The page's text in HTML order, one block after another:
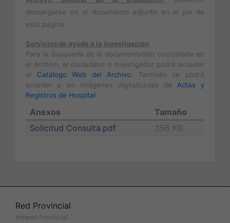
descargarse en el documento adjunto en el pie de
esta página.
Servicios de ayuda a la investigación
Para la búsqueda de la documentación custodiada en
el Archivo, el ciudadano o investigador podrá acceder
al Catálogo Web del Archivo . También se podrá
acceder a las imágenes digitalizadas de Actas y
Registros de Hospital
Anexos
Tamaño
Solicitud Consulta.pdf
356 KB
Red Provincial
Intranet Provincial